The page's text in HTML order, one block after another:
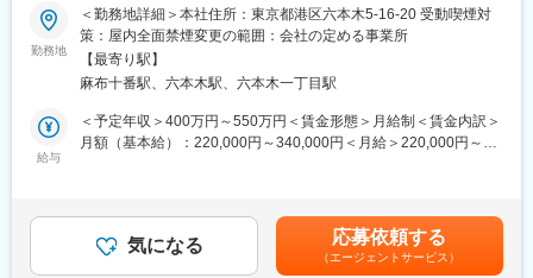
的にキャリアを築いていただけます。
変更の範囲：会社の定める業務
スムーズに開催が可能に。
■魅力
◎映像音響/ITのシステム設計、施工、サポートまで一貫して行っ
ています。
◎映像音響/ITシステムの制御プログラムやタッチパネルアプリケ
◎お客様の要望に合わせてソフトウェアとハードウェアの開発・
設計・製造を行っているため、幅広い選択肢の中から最適なシス
■業務概要
「映像・音響／IT機器」等を用いてお客様の課題解決に向けたソ
リューションの提案を行っている当社にて、設計・施工管理職を
募集します。
※案件は1か月～1年のものまで様々
■業務フロー
▽システムの系統立案
▽系統図作成および機器の取り付け位置、通配線の検討
▽建築パートナーへの依頼図等の作成
勤務地
＜勤務地詳細＞本社住所：東京都港区六本木5-16-20 受動喫煙対
策：屋内全面禁煙変更の範囲：会社の定める事業所
【最寄り駅】
麻布十番駅、六本木駅、六本木一丁目駅
給与
＜予定年収＞400万円～550万円＜賃金形態＞月給制＜賃金内訳＞
月額（基本給）：220,000円～340,000円＜月給＞220,000円～
残業代など込み賃金はあくまでも目安の金額であり、選考を通じ
て上下する可能性があります。月給(月額)は固定手当を含めた表記
気になる 応募依頼する
（エージェントサービス）